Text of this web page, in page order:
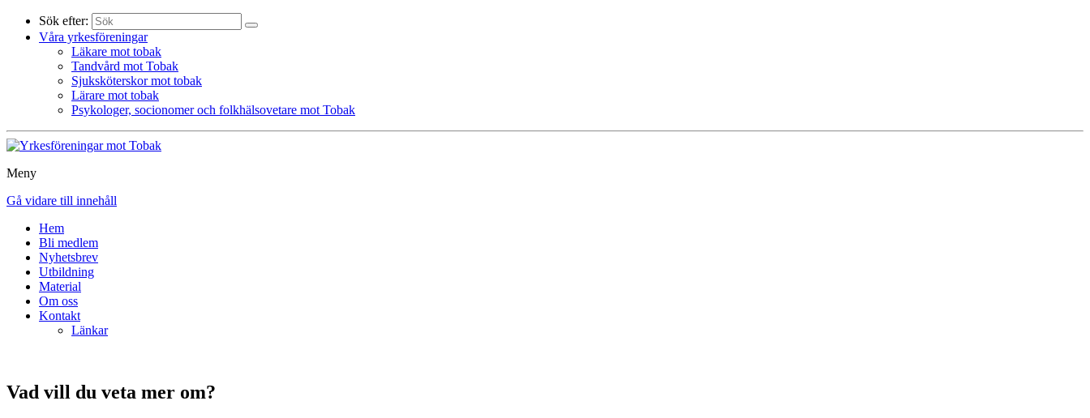
Sök efter:
Våra yrkesföreningar
Läkare mot tobak
Tandvård mot Tobak
Sjuksköterskor mot tobak
Lärare mot tobak
Psykologer, socionomer och folkhälsovetare mot Tobak
Meny
Gå vidare till innehåll
Hem
Bli medlem
Nyhetsbrev
Utbildning
Material
Om oss
Kontakt
Länkar
Vad vill du veta mer om?